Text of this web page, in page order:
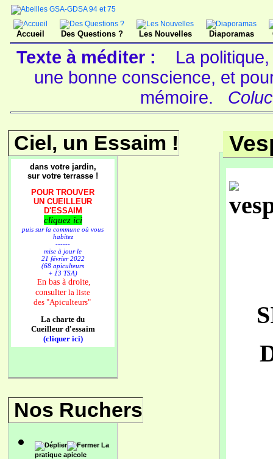
Accueil Des Questions ? Les Nouvelles Diaporamas
Texte à méditer :
La
une bonne conscience, et
mémoire.
Ciel, un Essaim !
dans votre jardin,
sur votre terrasse !
POUR TROUVER
UN CUEILLEUR
D'ESSAIM
cliquez ici
puis sur la commune où vous
habitez
------
mise à jour le
21 février 2022
(68 apiculteurs
+ 13 TSA)
En bas à droite,
consulter la liste
des "Apiculteurs"
La charte du
Cueilleur d'essaim
(cliquer ici)
Nos Ruchers
La
pratique apicole